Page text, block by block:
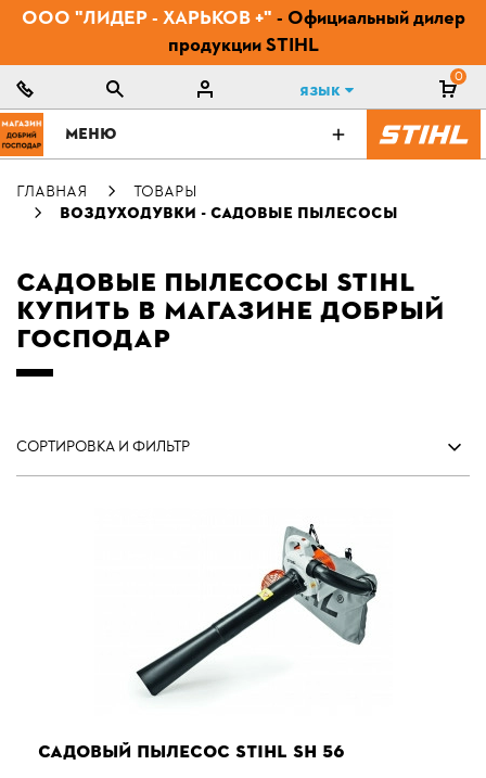
ООО "ЛИДЕР - ХАРЬКОВ +" - Официальный дилер
продукции STIHL
Язык
0
МЕНЮ
ГЛАВНАЯ
ТОВАРЫ
ВОЗДУХОДУВКИ - САДОВЫЕ ПЫЛЕСОСЫ
САДОВЫЕ ПЫЛЕСОСЫ STIHL
КУПИТЬ В МАГАЗИНЕ ДОБРЫЙ
ГОСПОДАР
СОРТИРОВКА И ФИЛЬТР
САДОВЫЙ ПЫЛЕСОС STIHL SH 56